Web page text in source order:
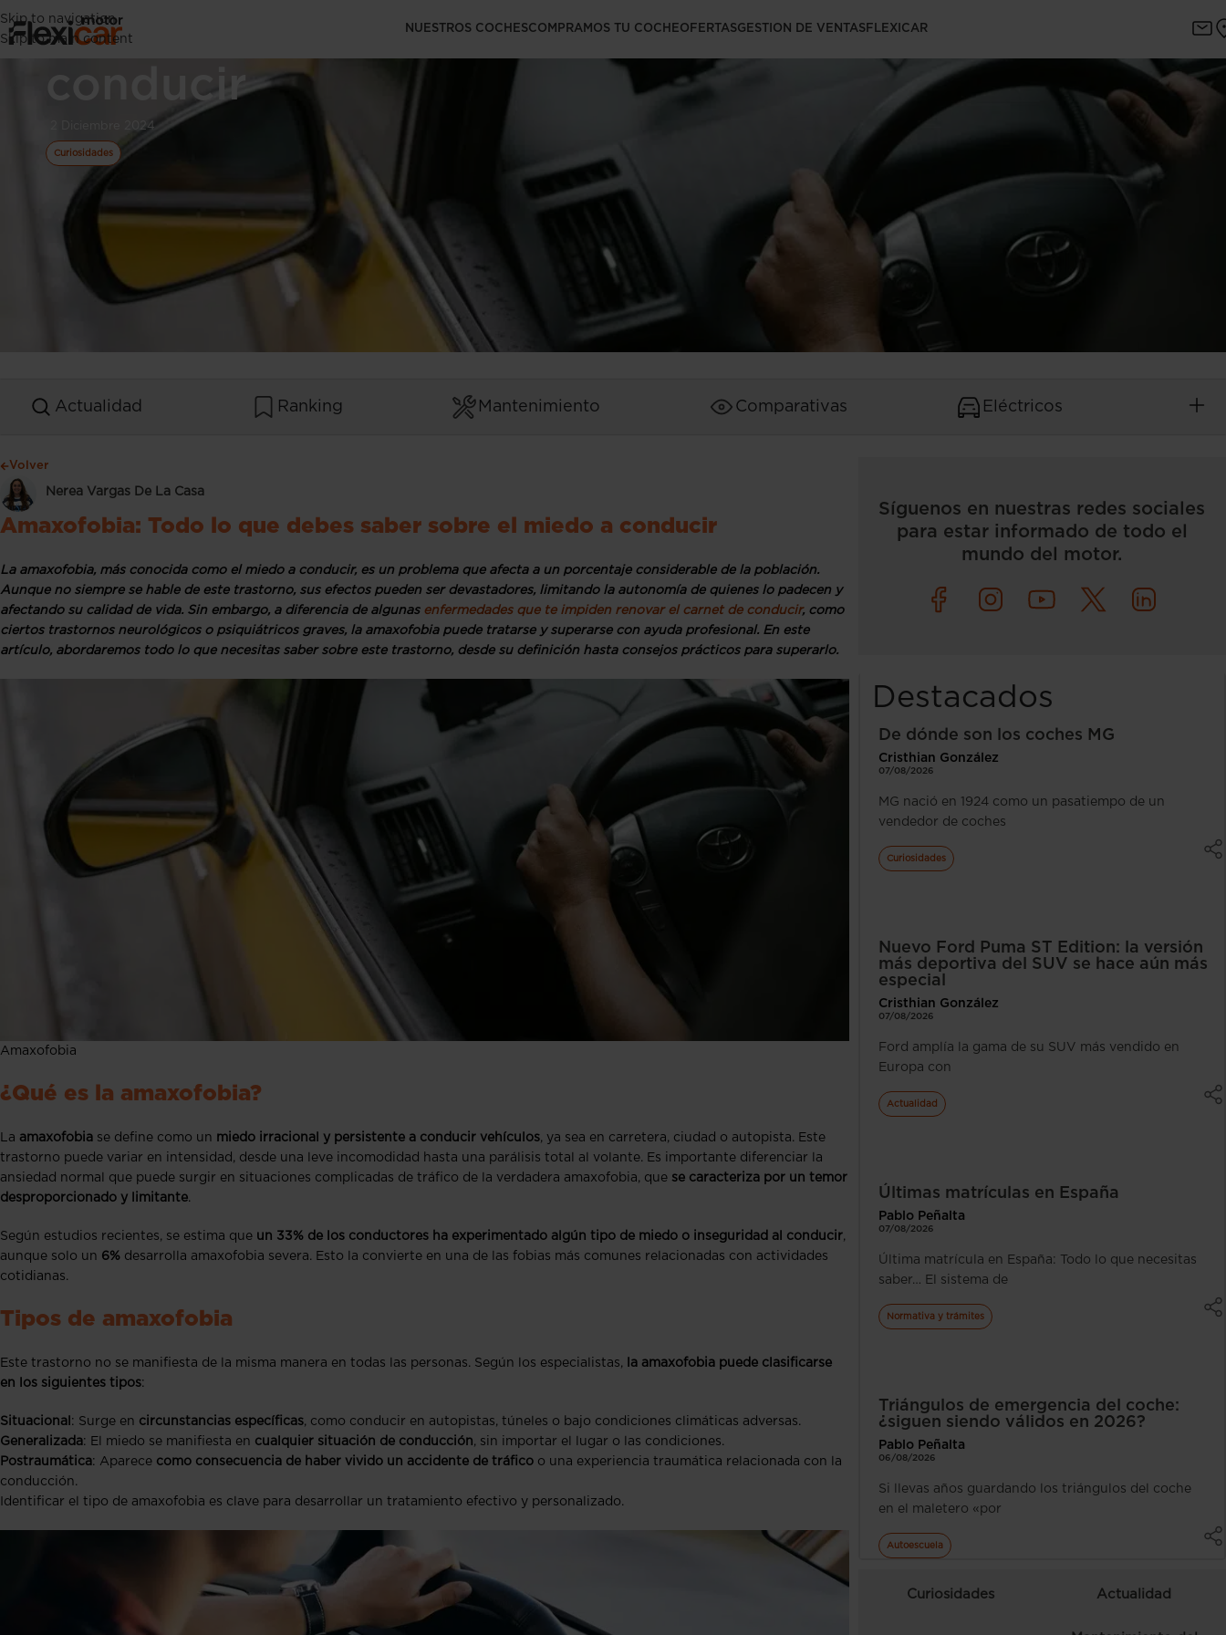
Skip to navigation
Skip to main content
NUESTROS COCHESCOMPRAMOS TU COCHEOFERTASGESTION DE VENTASFLEXICAR
Amoxofobia: Vence el miedo a
conducir
2 Diciembre 2024
Curiosidades
Actualidad Ranking Mantenimiento Comparativas Eléctricos
Volver
Nerea Vargas De La Casa
Amaxofobia: Todo lo que debes saber sobre el miedo a conducir
La amaxofobia, más conocida como el miedo a conducir, es un problema que afecta a un porcentaje considerable de la población.
Aunque no siempre se hable de este trastorno, sus efectos pueden ser devastadores, limitando la autonomía de quienes lo padecen y
afectando su calidad de vida. Sin embargo, a diferencia de algunas enfermedades que te impiden renovar el carnet de conducir, como
ciertos trastornos neurológicos o psiquiátricos graves, la amaxofobia puede tratarse y superarse con ayuda profesional. En este
artículo, abordaremos todo lo que necesitas saber sobre este trastorno, desde su definición hasta consejos prácticos para superarlo.
Amaxofobia
¿Qué es la amaxofobia?
La amaxofobia se define como un miedo irracional y persistente a conducir vehículos, ya sea en carretera, ciudad o autopista. Este
trastorno puede variar en intensidad, desde una leve incomodidad hasta una parálisis total al volante. Es importante diferenciar la
ansiedad normal que puede surgir en situaciones complicadas de tráfico de la verdadera amaxofobia, que se caracteriza por un temor
desproporcionado y limitante.
Según estudios recientes, se estima que un 33% de los conductores ha experimentado algún tipo de miedo o inseguridad al conducir,
aunque solo un 6% desarrolla amaxofobia severa. Esto la convierte en una de las fobias más comunes relacionadas con actividades
cotidianas.
Tipos de amaxofobia
Este trastorno no se manifiesta de la misma manera en todas las personas. Según los especialistas,
la amaxofobia puede clasificarse
en los siguientes tipos:
Situacional : Surge en circunstancias específicas, como conducir en autopistas, túneles o bajo condiciones climáticas adversas.
Generalizada: El miedo se manifiesta en cualquier situación de conducción, sin importar el lugar o las condiciones.
Postraumática: Aparece como consecuencia de haber vivido un accidente de tráfico o una experiencia traumática relacionada con la
conducción.
Identificar el tipo de amaxofobia es clave para desarrollar un tratamiento efectivo y personalizado.
Síguenos en nuestras redes sociales
para estar informado de todo el
mundo del motor.
Destacados
De dónde son los coches MG
Cristhian González
07/08/2026
MG nació en 1924 como un pasatiempo de un
vendedor de coches
Curiosidades
Nuevo Ford Puma ST Edition: la versión
más deportiva del SUV se hace aún más
especial
Cristhian González
07/08/2026
Ford amplía la gama de su SUV más vendido en
Europa con
Actualidad
Últimas matrículas en España
Pablo Peñalta
07/08/2026
Última matrícula en España: Todo lo que necesitas
saber… El sistema de
Normativa y trámites
Triángulos de emergencia del coche:
¿siguen siendo válidos en 2026?
Pablo Peñalta
06/08/2026
Si llevas años guardando los triángulos del coche
en el maletero «por
Autoescuela
Curiosidades Actualidad